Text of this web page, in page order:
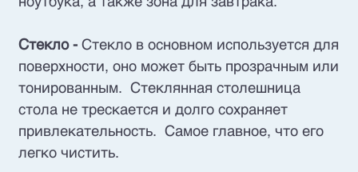
Стекло -Стекло в основном используется для
поверхности, оно может быть прозрачным или
тонированным. Стеклянная столешница
стола не трескается и долго сохраняет
привлекательность. Самое главное, что его
легко чистить.